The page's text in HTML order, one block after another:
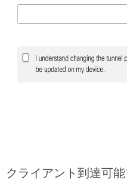
クライアント到達可